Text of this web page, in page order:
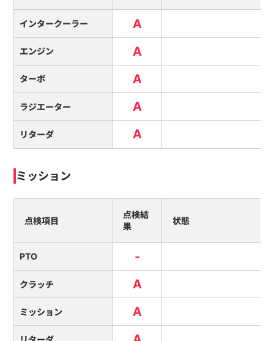
インタークーラー A
エンジン A
ターボ A
ラジエーター A
リターダ A
ミッション
点検項目
点検結
果
状態
PTO -
クラッチ A
ミッション A